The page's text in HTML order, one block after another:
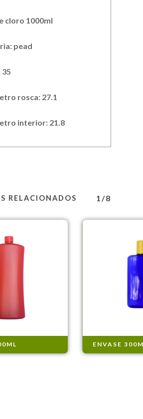
cloro 1000ml
pead
35
rosca: 27.1
interior: 21.8
RELACIONADOS 1/8
ENVASE